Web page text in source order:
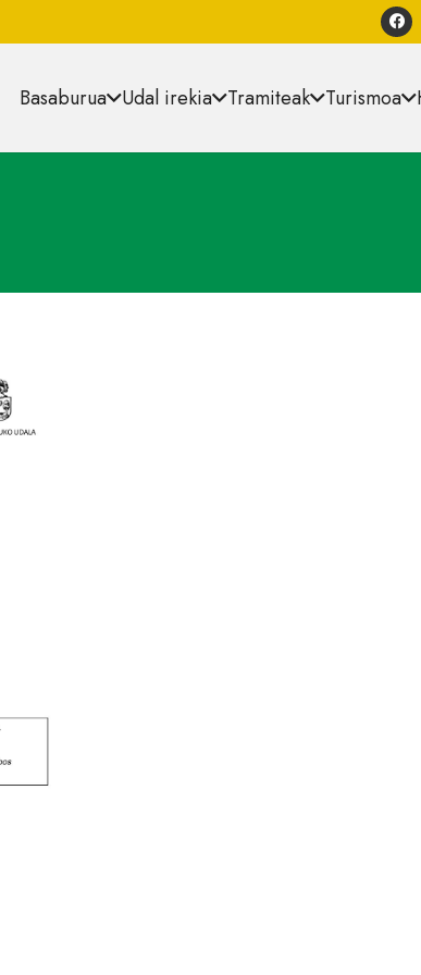
Basaburua Udal irekia Tramiteak Turismoa